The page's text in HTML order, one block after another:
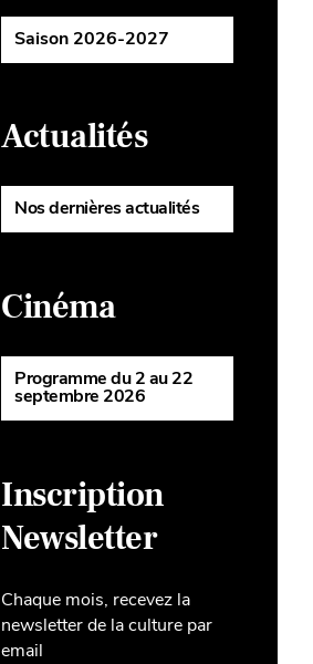
Saison 2026-2027
Actualités
Nos dernières actualités
Cinéma
Programme du 2 au 22
septembre 2026
Inscription
Newsletter
Chaque mois, recevez la
newsletter de la culture par
email